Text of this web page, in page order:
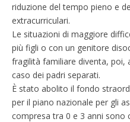
riduzione del tempo pieno e
extracurriculari.
Le situazioni di maggiore
più figli o con un genitore
fragilità familiare diventa, poi,
caso dei padri separati.
È stato abolito il fondo
per il piano nazionale per gli
compresa tra 0 e 3 anni sono